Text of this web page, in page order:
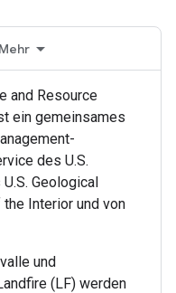
Mehr
and Resource
ein gemeinsames
des U.S.
Geological
Interior und von
und
(LF) werden